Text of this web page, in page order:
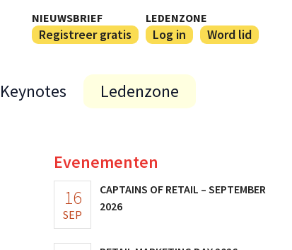
NIEUWSBRIEF
Registreer gratis
LEDENZONE
Log in Word lid
Keynotes Ledenzone
Evenementen
16
SEP
CAPTAINS OF RETAIL – SEPTEMBER
2026